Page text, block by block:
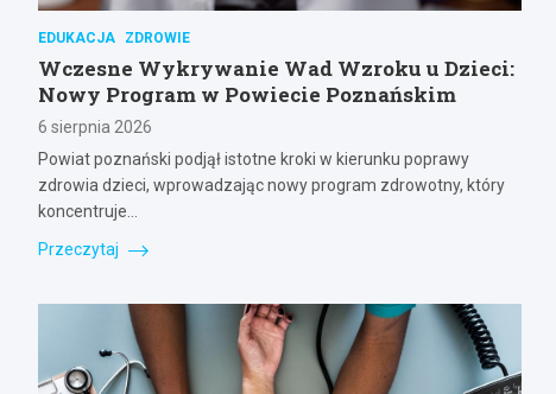
EDUKACJA ZDROWIE
Wczesne Wykrywanie Wad Wzroku u Dzieci:
Nowy Program w Powiecie Poznańskim
6 sierpnia 2026
Powiat poznański podjął istotne kroki w kierunku poprawy
zdrowia dzieci, wprowadzając nowy program zdrowotny, który
koncentruje…
Przeczytaj